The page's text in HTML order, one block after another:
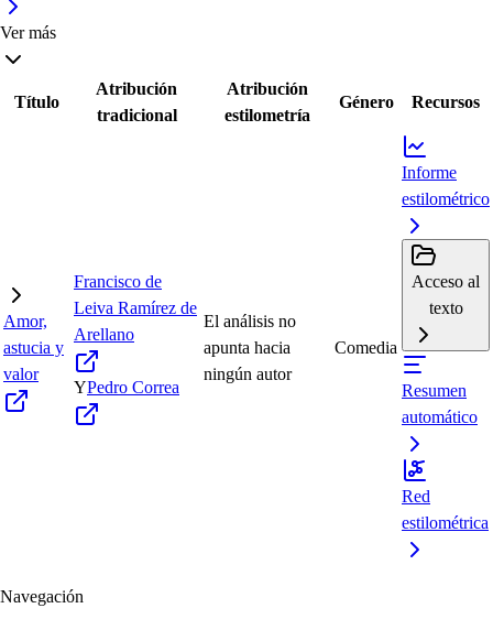
Ver más
Título
Atribución
tradicional
Atribución
estilometría
Género Recursos
Amor,
astucia y
valor
Francisco de
Leiva Ramírez de
Arellano
YPedro Correa
El análisis no
apunta hacia
ningún autor
Comedia
Informe
estilométrico
Acceso al
texto
Resumen
automático
Red
estilométrica
Navegación